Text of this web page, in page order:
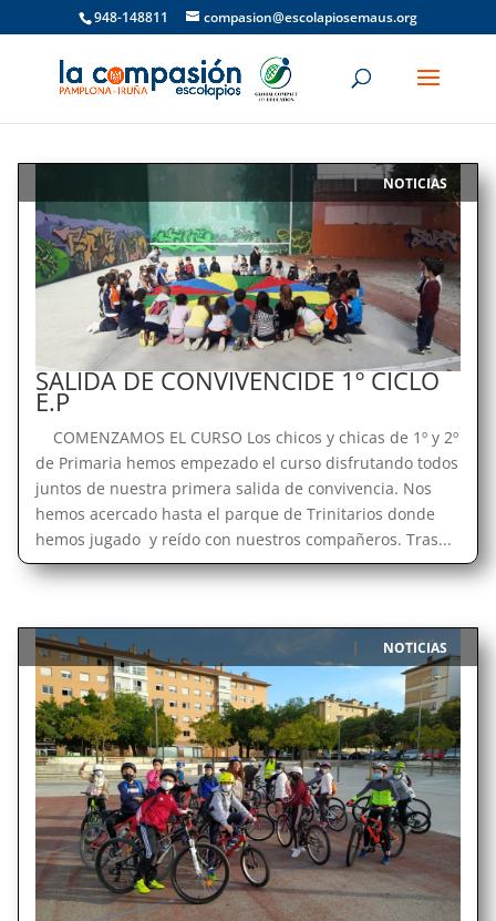
948-148811 compasion@escolapiosemaus.org
SALIDA DE CONVIVENCIDE 1º CICLO
E.P
| NOTICIAS
COMENZAMOS EL CURSO Los chicos y chicas de 1º y 2º
de Primaria hemos empezado el curso disfrutando todos
juntos de nuestra primera salida de convivencia. Nos
hemos acercado hasta el parque de Trinitarios donde
hemos jugado y reído con nuestros compañeros. Tras...
NOTICIAS